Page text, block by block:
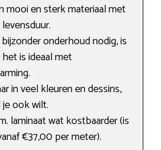
mooi en sterk materiaal met
onderhoud nodig, is
is ideaal met
in veel kleuren en dessins,
ook wilt.
laminaat wat kostbaarder (is
€37,00 per meter).